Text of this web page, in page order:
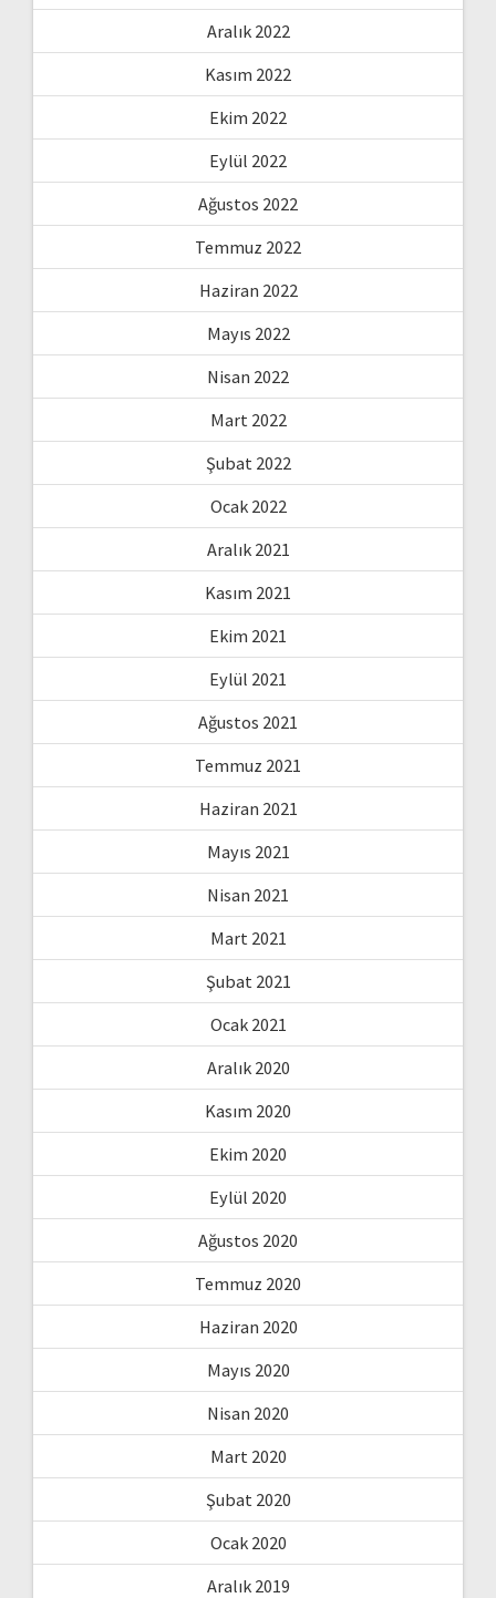
Aralık 2022
Kasım 2022
Ekim 2022
Eylül 2022
Ağustos 2022
Temmuz 2022
Haziran 2022
Mayıs 2022
Nisan 2022
Mart 2022
Şubat 2022
Ocak 2022
Aralık 2021
Kasım 2021
Ekim 2021
Eylül 2021
Ağustos 2021
Temmuz 2021
Haziran 2021
Mayıs 2021
Nisan 2021
Mart 2021
Şubat 2021
Ocak 2021
Aralık 2020
Kasım 2020
Ekim 2020
Eylül 2020
Ağustos 2020
Temmuz 2020
Haziran 2020
Mayıs 2020
Nisan 2020
Mart 2020
Şubat 2020
Ocak 2020
Aralık 2019